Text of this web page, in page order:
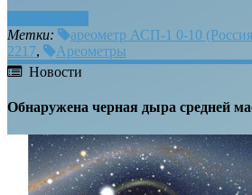
Метки:
ареометр АСП-1 0-10
2217,
Ареометры
Новости
Обнаружена черная дыра средней